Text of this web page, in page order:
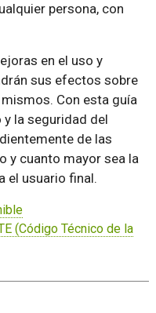
persona, con
en el uso y
sus efectos sobre
Con esta guía
la seguridad del
de las
y cuanto mayor sea la
el usuario final.
(Código Técnico de la